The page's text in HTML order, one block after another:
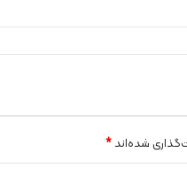
ی
ر
ا
شده‌اند *